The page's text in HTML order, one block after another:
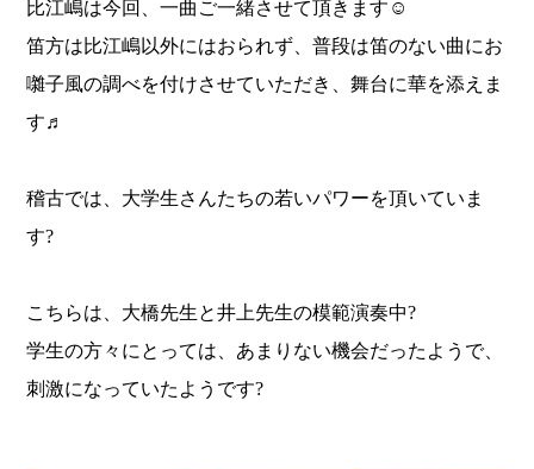
比江嶋は今回、一曲ご一緒させて頂きます☺️
笛方は比江嶋以外にはおられず、普段は笛のない曲にお
囃子風の調べを付けさせていただき、舞台に華を添えま
す♬
稽古では、大学生さんたちの若いパワーを頂いていま
す?
こちらは、大橋先生と井上先生の模範演奏中?
学生の方々にとっては、あまりない機会だったようで、
刺激になっていたようです?